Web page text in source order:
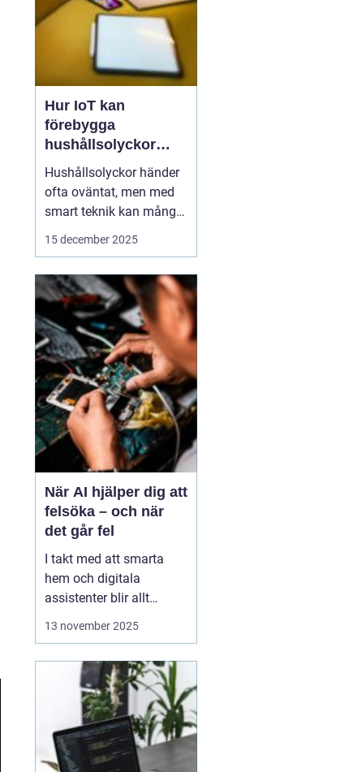
Hur IoT kan
förebygga
hushållsolyckor
innan de inträffar
Hushållsolyckor händer
ofta oväntat, men med
smart teknik kan många
av dem förebyggas
Things, gör det möjligt
för hemmet att övervaka
och reagera p...
15 december 2025
När AI hjälper dig att
felsöka – och när
det går fel
I takt med att smarta
hem och digitala
assistenter blir allt
vanligare, har artificiell
tekniska vardag. Vi
frågar AI om allt från
varför Wi-Fi:et plötsligt
kraschar till hur vi &a...
13 november 2025